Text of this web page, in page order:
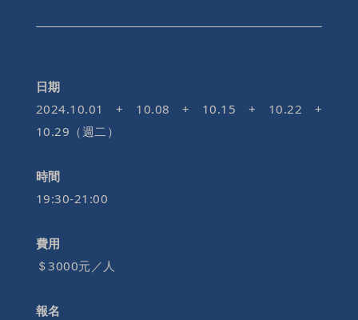
日期
2024.10.01 + 10.08 + 10.15 + 10.22 +
10.29（週二）
時間
19:30-21:00
費用
＄3000元／人
報名